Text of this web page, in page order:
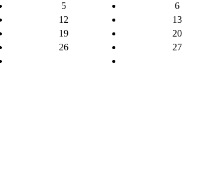
5 6
12 13
19 20
26 27